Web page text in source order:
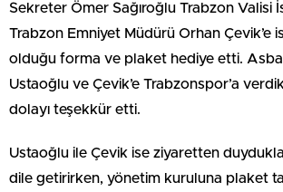
Sekreter Ömer Sağıroğlu Trabzon Valisi
Trabzon Emniyet Müdürü Orhan Çevik’e
olduğu forma ve plaket hediye etti.
Ustaoğlu ve Çevik’e Trabzonspor’a
dolayı teşekkür etti.
Ustaoğlu ile Çevik ise ziyaretten
dile getirirken, yönetim kuruluna plaket